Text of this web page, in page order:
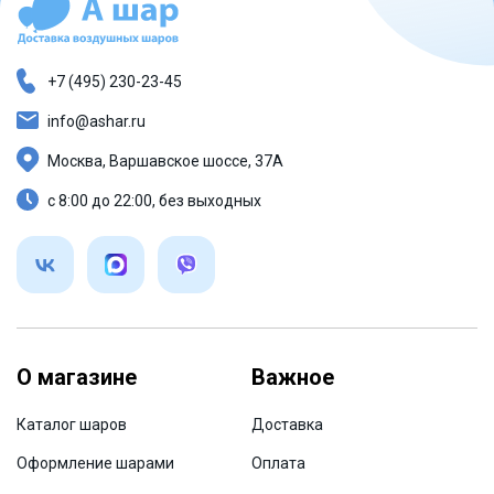
О магазине
Каталог шаров
Оформление шарами
Важное
Доставка
Оплата
+7 (495) 230-23-45
info@ashar.ru
Москва, Варшавское шоссе, 37А
с 8:00 до 22:00, без выходных